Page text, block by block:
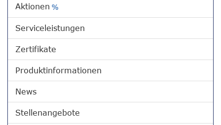
Aktionen %
Serviceleistungen
Zertifikate
Produktinformationen
News
Stellenangebote